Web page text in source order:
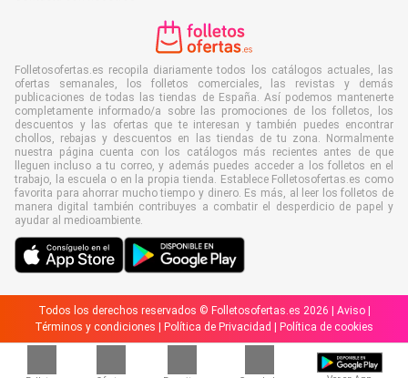
Folletosofertas.es recopila diariamente todos los catálogos actuales, las
ofertas semanales, los folletos comerciales, las revistas y demás
publicaciones de todas las tiendas de España. Así podemos mantenerte
completamente informado/a sobre las promociones de los folletos, los
descuentos y las ofertas que te interesan y también puedes encontrar
chollos, rebajas y descuentos en las tiendas de tu zona. Normalmente
nuestra página cuenta con los catálogos más recientes antes de que
lleguen incluso a tu correo, y además puedes acceder a los folletos en el
trabajo, la escuela o en la propia tienda. Establece Folletosofertas.es como
favorita para ahorrar mucho tiempo y dinero. Es más, al leer los folletos de
manera digital también contribuyes a combatir el desperdicio de papel y
ayudar al medioambiente.
Todos los derechos reservados © Folletosofertas.es 2026 | Aviso|
Términos y condiciones
Política de Privacidad Política de cookies